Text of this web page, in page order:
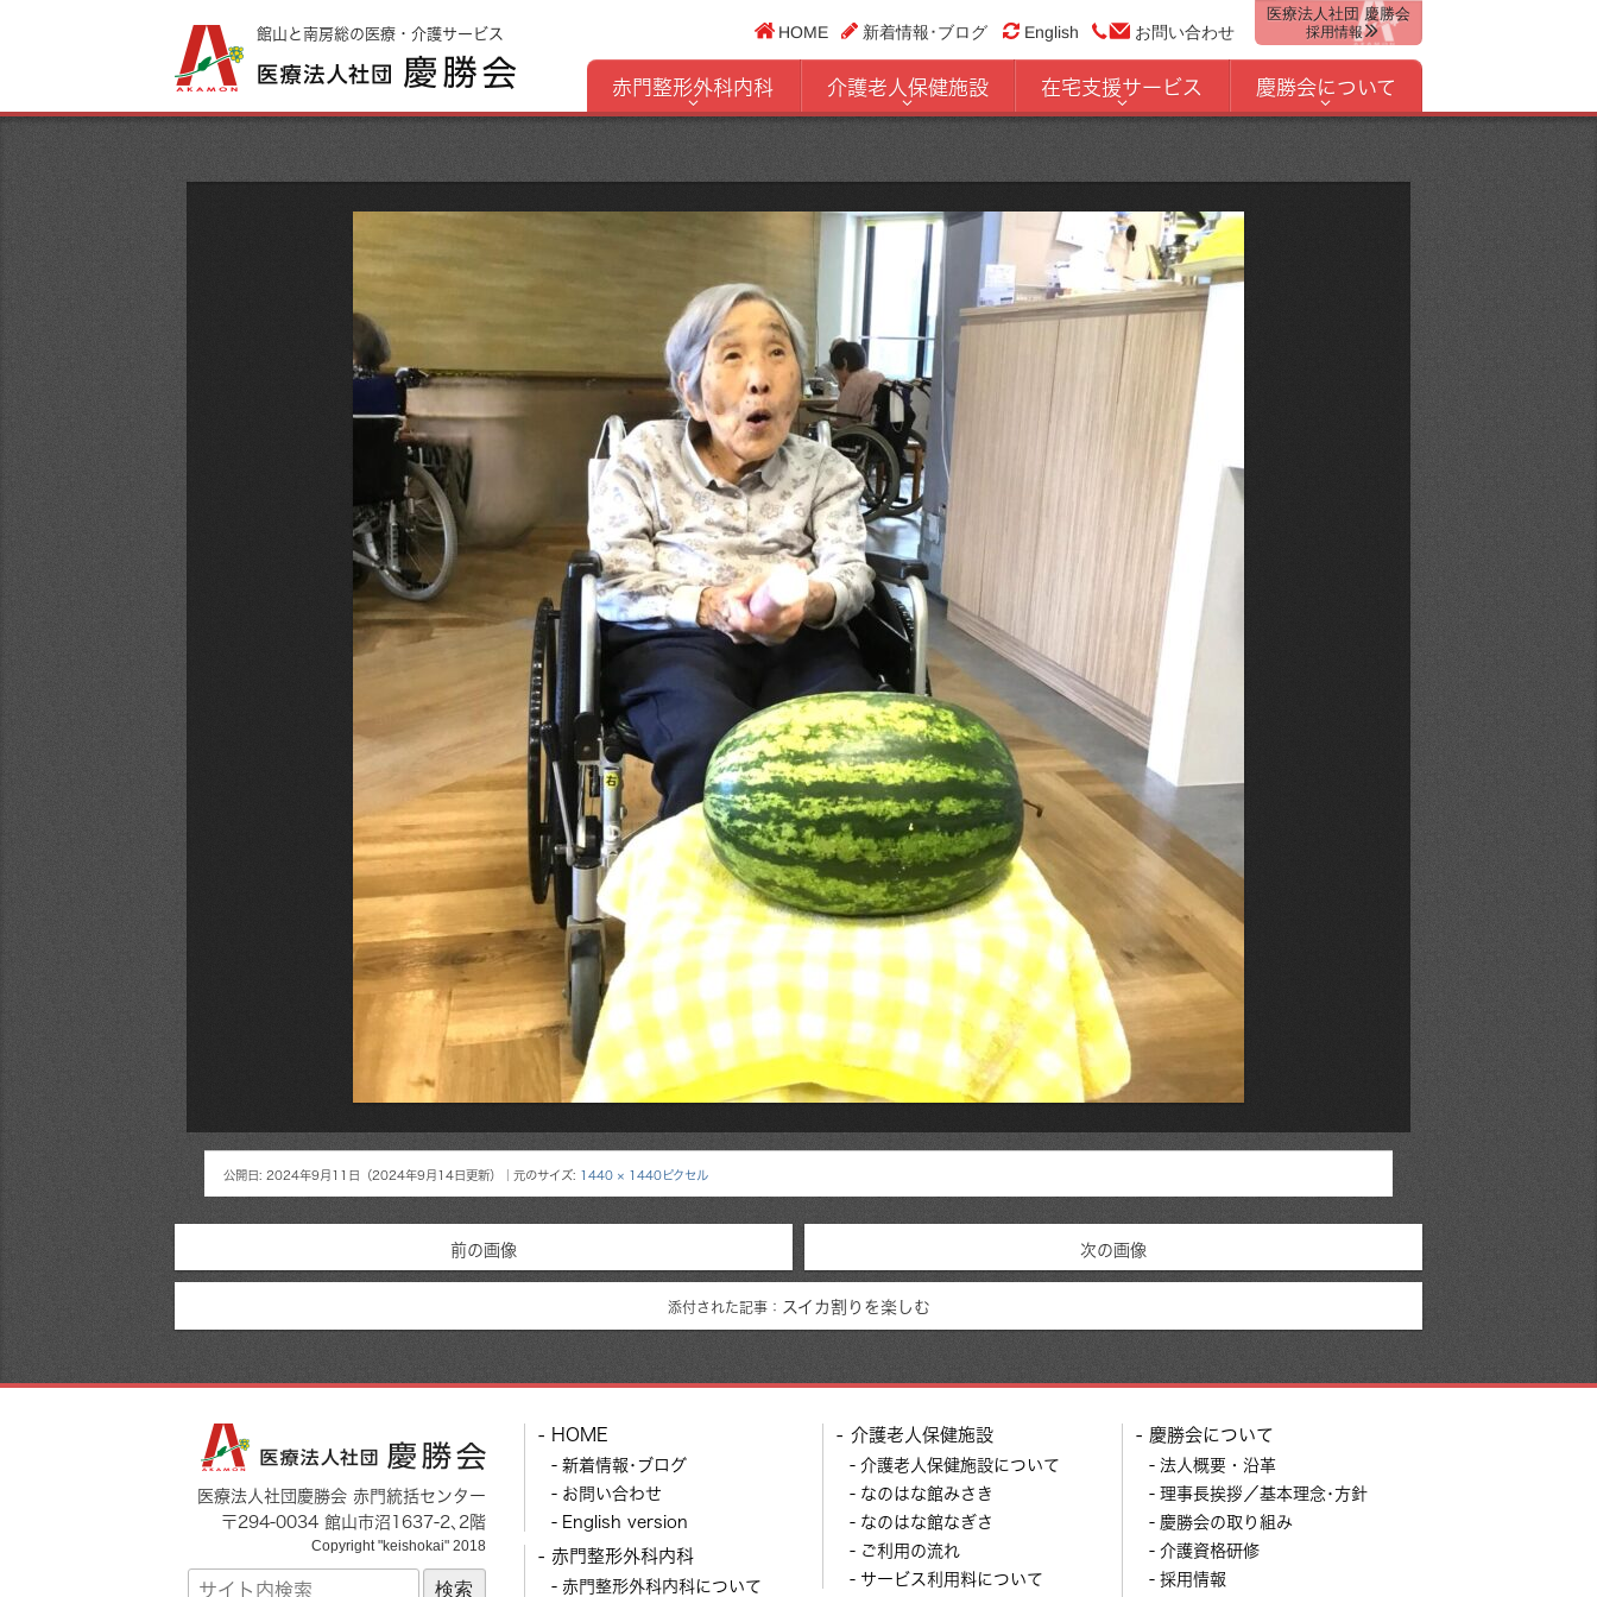
館山と南房総の医療・介護サービス HOME 新着情報･ブログ English お問い合わせ
医療法人社団 慶勝会
採用情報
赤門整形外科内科 介護老人保健施設 在宅支援サービス 慶勝会について
公開日: 2024年9月11日 （2024年9月14日 更新） ｜元のサイズ: 1440 × 1440ピクセル
前の画像 次の画像
添付された記事： スイカ割りを楽しむ
HOME
新着情報･ブログ
お問い合わせ
English version
赤門整形外科内科
赤門整形外科内科について
介護老人保健施設
介護老人保健施設について
なのはな館みさき
なのはな館なぎさ
ご利用の流れ
サービス利用料について
慶勝会について
法人概要・沿革
理事長挨拶／基本理念･方針
慶勝会の取り組み
介護資格研修
採用情報
医療法人社団慶勝会 赤門統括センター
〒294-0034 館山市沼1637-2､2階
Copyright "keishokai" 2018
サ